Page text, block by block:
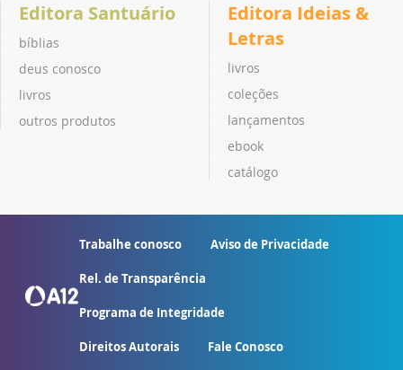
Editora Santuário
bíblias
deus conosco
livros
outros produtos
Editora Ideias &
Letras
livros
coleções
lançamentos
ebook
catálogo
Trabalhe conosco Aviso de Privacidade
Rel. de Transparência
Programa de Integridade
Direitos Autorais Fale Conosco